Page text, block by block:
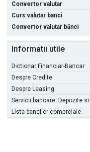
Convertor valutar
Curs valutar banci
Convertor valutar bănci
Informatii utile
Dictionar Financiar-Bancar
Despre Credite
Despre Leasing
Servicii bancare: Depozite
Lista bancilor comerciale